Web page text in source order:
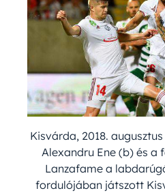
Kisvárda, 2018.
Alexandru Ene (b) és a
Lanzafame a
fordulójában játszott